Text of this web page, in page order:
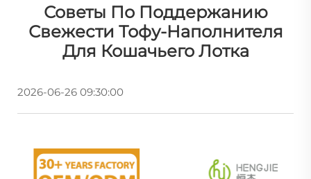
Советы По Поддержанию
Свежести Тофу-Наполнителя
Для Кошачьего Лотка
2026-06-26 09:30:00